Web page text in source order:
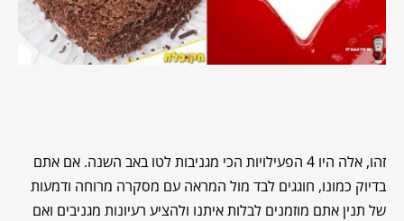
זהו, אלה היו 4 הפעילויות הכי מגניבות לטו באב השנה. אם אתם
בדיוק כמונו, חוגגים לבד מול המראה עם מסקרה מרוחה ודמעות
של תנין אתם מוזמנים לבלות איתנו ולהציע רעיונות מגניבים ואם